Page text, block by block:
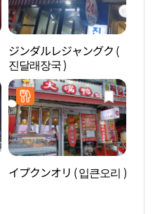
ジンダルレジャングク (
진달래장국 )
イプクンオリ ( 입큰오리 )